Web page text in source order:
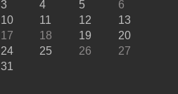
3 4 5
6
10 11 12
13
17 18 19
20
24 25 26
27
31